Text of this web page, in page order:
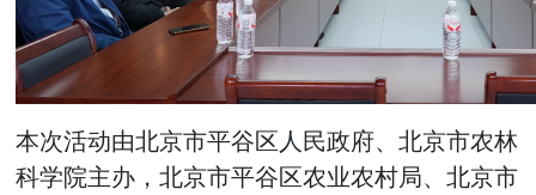
本次活动由北京市平谷区人民政府、北京市农林
科学院主办，北京市平谷区农业农村局、北京市